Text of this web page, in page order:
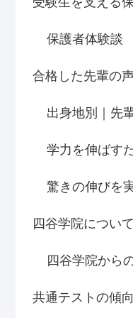
保護者体験談
合格した先輩の
出身地別｜先
学力を伸ばす
驚きの伸びを
四谷学院について
四谷学院から
共通テストの傾